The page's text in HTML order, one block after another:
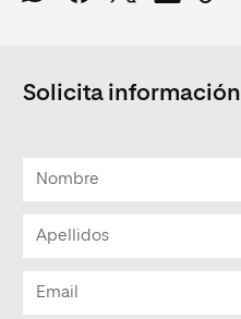
Solicita información